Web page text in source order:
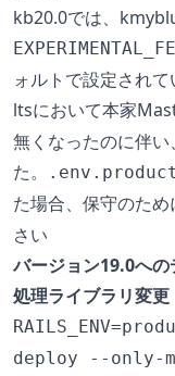
kb20.0では、
ォルトで設定され
ltsにおいて本家
無くなったのに伴
た。
た場合、保守のため
さい
バージョン19.0へ
処理ライブラリ変更
deploy --only-